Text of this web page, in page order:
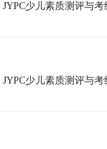
少儿素质测评与
少儿素质测评与